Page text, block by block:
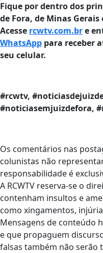
Fique por dentro dos
de Fora, de Minas Gerais
Acesse rcwtv.com.bre
WhatsApp para receber
seu celular.
#rcwtv,
#noticiasemjuizdefora,
Os comentários nas
colunistas não
responsabilidade é
A RCWTV reserva-se o
contenham insultos e
como xingamentos,
Mensagens de conteúdo
e que propaguem
falsas também não serão